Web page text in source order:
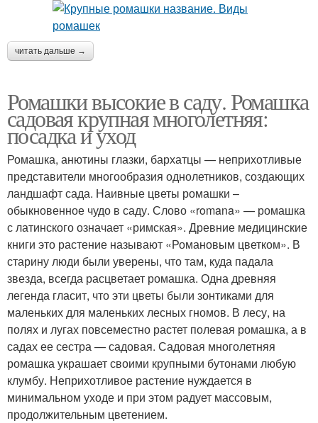
читать дальше →
Ромашки высокие в саду. Ромашка
садовая крупная многолетняя:
посадка и уход
Ромашка, анютины глазки, бархатцы — неприхотливые
представители многообразия однолетников, создающих
ландшафт сада. Наивные цветы ромашки –
обыкновенное чудо в саду. Слово «romana» — ромашка
с латинского означает «римская». Древние медицинские
книги это растение называют «Романовым цветком». В
старину люди были уверены, что там, куда падала
звезда, всегда расцветает ромашка. Одна древняя
легенда гласит, что эти цветы были зонтиками для
маленьких для маленьких лесных гномов. В лесу, на
полях и лугах повсеместно растет полевая ромашка, а в
садах ее сестра — садовая. Садовая многолетняя
ромашка украшает своими крупными бутонами любую
клумбу. Неприхотливое растение нуждается в
минимальном уходе и при этом радует массовым,
продолжительным цветением.